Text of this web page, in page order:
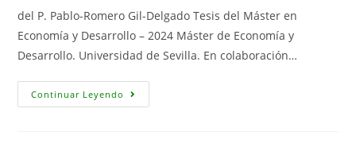
De
Chile
del P. Pablo-Romero Gil-Delgado Tesis del Máster en
Economía y Desarrollo – 2024 Máster de Economía y
Desarrollo. Universidad de Sevilla. En colaboración…
Continuar Leyendo Evolución
De